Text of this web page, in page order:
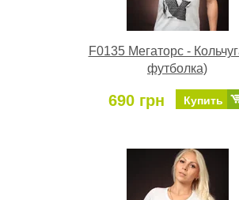
F0135 Мегаторс -
футболка)
690 грн Купить